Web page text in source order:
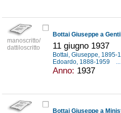
manoscritto/
dattiloscritto
Bottai Giuseppe a
11 giugno 1937
Bottai, Giuseppe, 1895-
Edoardo, 1888-1959
...
Anno: 1937